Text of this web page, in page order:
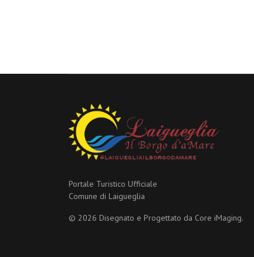
Portale Turistico Ufficiale
Comune di Laigueglia
© 2026 Disegnato e Progettato da Core iMaging.